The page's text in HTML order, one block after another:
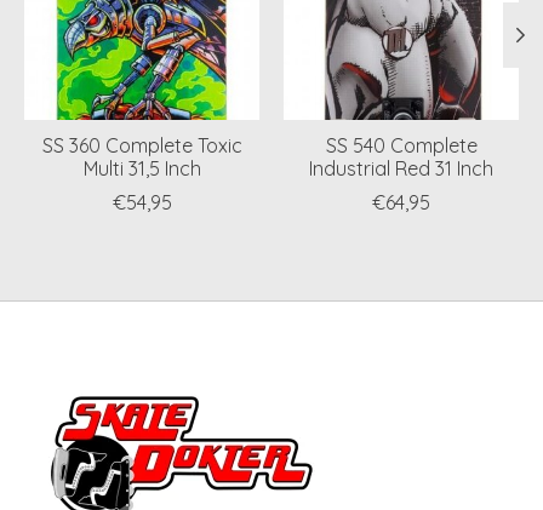
SS 360 Complete Toxic
Multi 31,5 Inch
€54,95
SS 540 Complete
Industrial Red 31 Inch
€64,95